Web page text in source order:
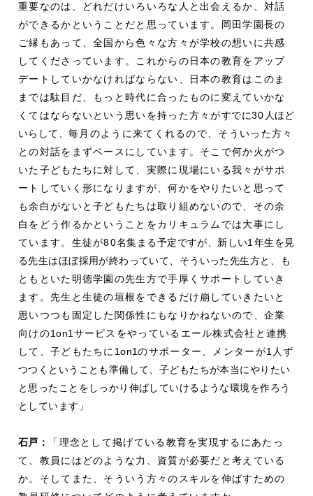
重要なのは、どれだけいろいろな人と出会えるか、対話
ができるかということだと思っています。岡田学園長の
ご縁もあって、全国から色々な方々が学校の想いに共感
してくださっています。これからの日本の教育をアップ
デートしていかなければならない、日本の教育はこのま
までは駄目だ、もっと時代に合ったものに変えていかな
くてはならないという思いを持った方々がすでに30 人ほど
いらして、毎月のように来てくれるので、そういった方々
との対話をまずベースにしています。そこで何か火がつ
いた子どもたちに対して、実際に現場にいる我々がサポ
ートしていく形になりますが、何かをやりたいと思って
も余白がないと子どもたちは取り組めないので、その余
白をどう作るかということをカリキュラムでは大事にし
ています。生徒が80名集まる予定ですが、新しい1年生を見
る先生はほぼ採用が終わっていて、そういった先生方と 、も
ともといた明徳学園の先生方で手厚くサポートしていき
ます。先生と生徒の垣根をできるだけ崩していきたいと
思いつつも固定した関係性にもなりかねないので、企業
向けの1on1サービスをやっているエール株式会社と連携
して、子どもたちに 1on1のサポーター、メンターが1人ず
つつくということも準備して、子どもたちが本当にやりたい
と思ったことをしっかり伸ばしていけるような環境を作ろう
としています」
石戸 ：
「理念として掲げている教育を実現するにあたっ
て、教員にはどのような力、資質が必要だと考えている
か。そしてまた、そういう方々のスキルを伸ばすための